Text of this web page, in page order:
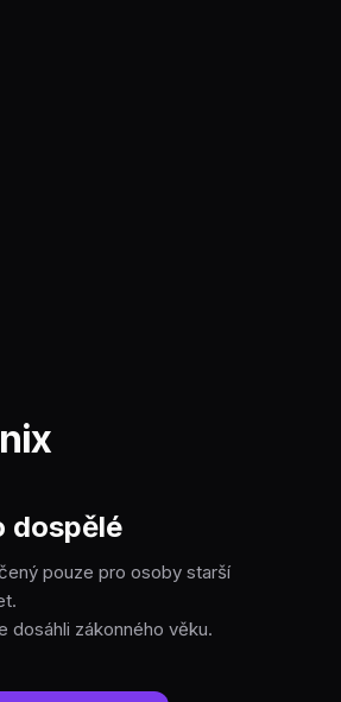
dospělé
pouze pro osoby starší
dosáhli zákonného věku.